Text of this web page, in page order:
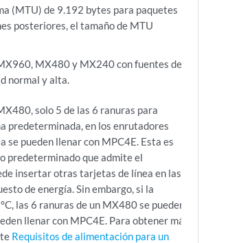
(MTU) de 9.192 bytes para paquetes
posteriores, el tamaño de MTU
MX480 y MX240 con fuentes de
normal y alta.
solo 5 de las 6 ranuras para
predeterminada, en los enrutadores
pueden llenar con MPC4E. Esta es
predeterminado que admite el
insertar otras tarjetas de línea en las
de energía. Sin embargo, si la
las 6 ranuras de un MX480 se pueden
llenar con MPC4E. Para obtener más
Requisitos de alimentación para un